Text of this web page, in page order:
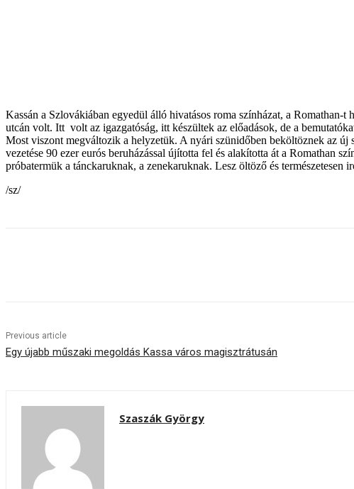
Kassán a Szlovákiában egyedül álló hivatásos roma színházat, a
utcán volt. Itt volt az igazgatóság, itt készültek az előadások, de a
Most viszont megváltozik a helyzetük. A nyári szünidőben beköltöznek az új
vezetése 90 ezer eurós beruházással újította fel és alakította át a Romathan
próbatermük a tánckaruknak, a zenekaruknak. Lesz öltöző és természetesen
/sz/
Previous article
Egy újabb műszaki megoldás Kassa város magisztrátusán
Szaszák György